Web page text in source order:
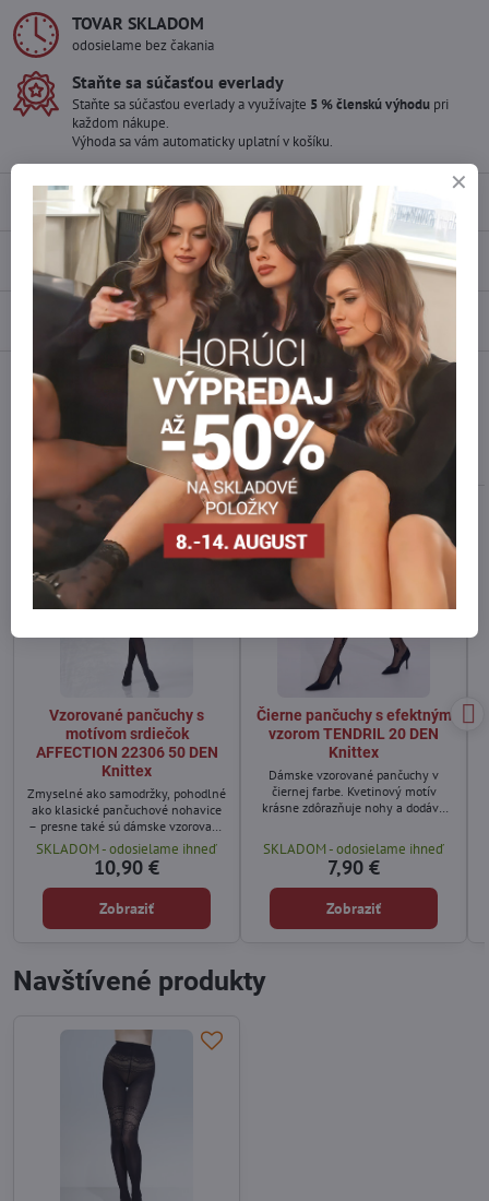
TOVAR SKLADOM
odosielame bez čakania
Staňte sa súčasťou everlady
Staňte sa súčasťou everlady a využívajte 5 % členskú výhodu pri
každom nákupe.
Výhoda sa vám automaticky uplatní v košíku.
Popis
Recenzie
0
TwitterBlueskyPinterestReddit LinkedInWhatsApp
mail
Podobné produkty
Vzorované pančuchy s
motívom srdiečok
AFFECTION 22306 50 DEN
Knittex
Zmyselné ako samodržky, pohodlné
ako klasické pančuchové nohavice
– presne také sú dámske vzorované
pančuchy AFFECTION od značky
Knittex.
SKLADOM - odosielame ihneď
10,90 €
Zobraziť
Čierne pančuchy s efektným
vzorom TENDRIL 20 DEN
Knittex
Dámske vzorované pančuchy v
čiernej farbe. Kvetinový motív
krásne zdôrazňuje nohy a dodáva
klasickým malým čiernym šatám,
ako aj k vzdušným šatám alebo
oversized tunike.
SKLADOM - odosielame ihneď
7,90 €
Zobraziť
Navštívené produkty